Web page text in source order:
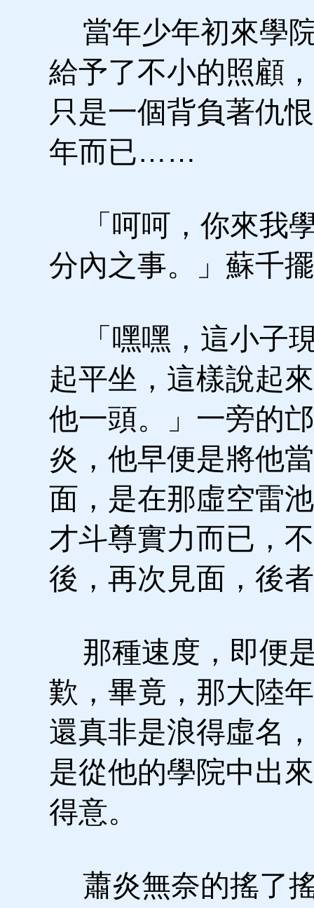
當年少年初來學
給予了不小的照顧
只是一個背負著仇
年而已……
「呵呵，你來我
分內之事。」蘇千
「嘿嘿，這小子
起平坐，這樣說起
他一頭。」一旁的
炎，他早便是將他
面，是在那虛空雷
才斗尊實力而已，
後，再次見面，後
那種速度，即便
歎，畢竟，那大陸
還真非是浪得虛名
是從他的學院中出
得意。
蕭炎無奈的搖了